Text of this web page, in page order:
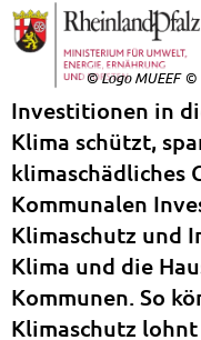
© Logo MUEEF
Investitionen in
Klima schützt,
klimaschädliches
Kommunalen
Klimaschutz und
Klima und die
Kommunen. So
Klimaschutz